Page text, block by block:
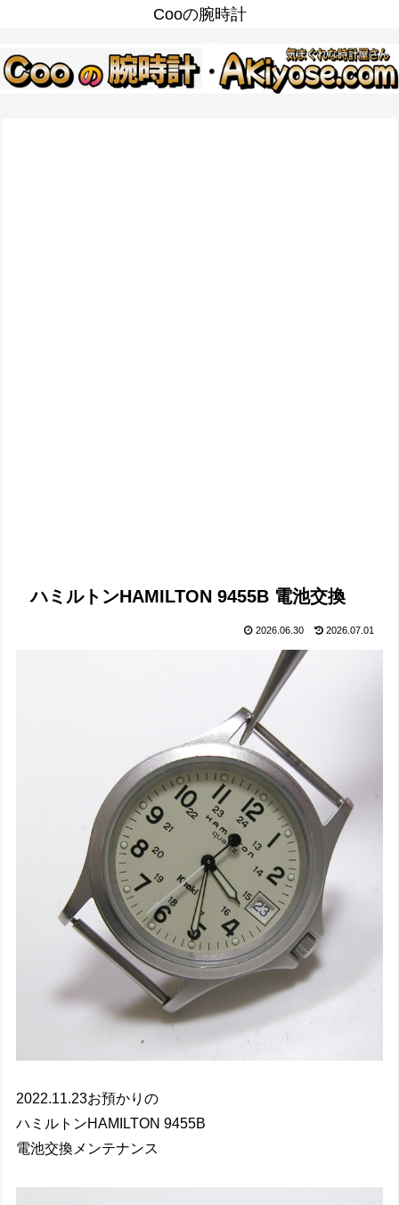
Cooの腕時計
ハミルトンHAMILTON 9455B 電池交換
2026.06.30 2026.07.01
2022.11.23お預かりの
ハミルトンHAMILTON 9455B
電池交換メンテナンス